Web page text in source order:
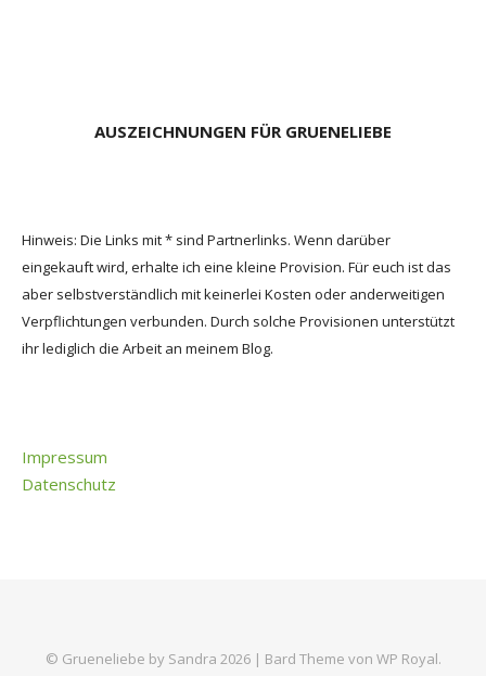
AUSZEICHNUNGEN FÜR GRUENELIEBE
Hinweis: Die Links mit * sind Partnerlinks. Wenn darüber
eingekauft wird, erhalte ich eine kleine Provision. Für euch ist das
aber selbstverständlich mit keinerlei Kosten oder anderweitigen
Verpflichtungen verbunden. Durch solche Provisionen unterstützt
ihr lediglich die Arbeit an meinem Blog.
Impressum
Datenschutz
© Grueneliebe by Sandra 2026 | Bard Theme von WP Royal.